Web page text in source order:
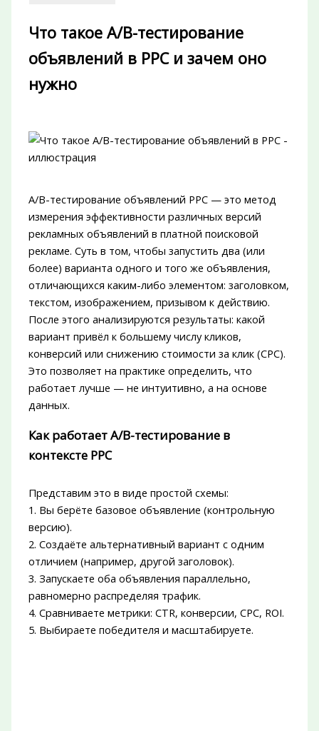
Что такое A/B-тестирование
объявлений в PPC и зачем оно
нужно
A/B-тестирование объявлений PPC — это метод
измерения эффективности различных версий
рекламных объявлений в платной поисковой
рекламе. Суть в том, чтобы запустить два (или
более) варианта одного и того же объявления,
отличающихся каким-либо элементом: заголовком,
текстом, изображением, призывом к действию.
После этого анализируются результаты: какой
вариант привёл к большему числу кликов,
конверсий или снижению стоимости за клик (CPC).
Это позволяет на практике определить, что
работает лучше — не интуитивно, а на основе
данных.
Как работает A/B-тестирование в
контексте PPC
Представим это в виде простой схемы:
1. Вы берёте базовое объявление (контрольную
версию).
2. Создаёте альтернативный вариант с одним
отличием (например, другой заголовок).
3. Запускаете оба объявления параллельно,
равномерно распределяя трафик.
4. Сравниваете метрики: CTR, конверсии, CPC, ROI.
5. Выбираете победителя и масштабируете.